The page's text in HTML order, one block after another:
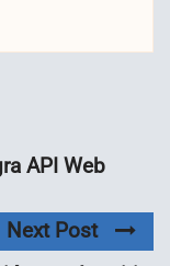
API Web
Next Post